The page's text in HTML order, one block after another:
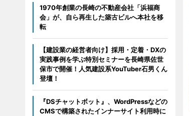
1970年創業の長崎の不動産会社「浜福商
会」が、自ら再生した築古ビルへ本社を移
転
【建設業の経営者向け】採用・定着・DXの
実践事例を学ぶ特別セミナーを長崎県佐世
保市で開催！人気建設系YouTuber石男くん
登壇！
『DSチャットボット』、WordPressなどの
CMSで構築されたインナーサイト利用時に